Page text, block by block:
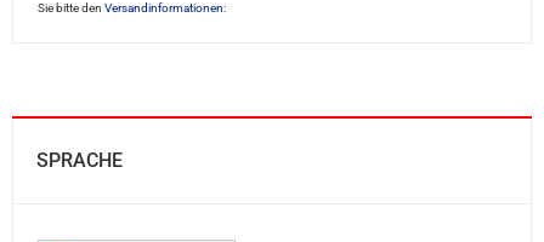
Sie bitte den Versandinformationen:
SPRACHE